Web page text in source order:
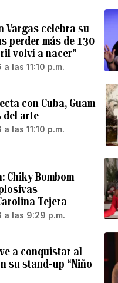
Vargas celebra su
perder más de 130
volví a nacer”
las 11:10 p.m.
con Cuba, Guam
del arte
las 11:10 p.m.
Chiky Bombom
Tejera
a las 9:29 p.m.
a conquistar al
su stand-up “Niño